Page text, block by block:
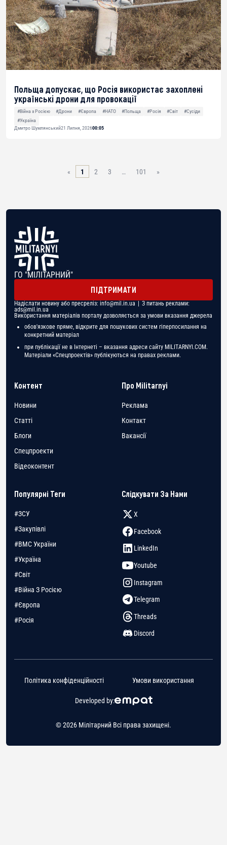
Польща допускає, що Росія використає захоплені
українські дрони для провокації
#Війна з Росією #Дрони #Європа #НАТО #Польща #Росія #Світ
#Сусіди
#Україна
Дмитро Шумлянський21 Липня, 202600:05
« 1 2 3 … 101 »
ГО "МІЛІТАРНИЙ"
ПІДТРИМАТИ
Надіслати новину або пресреліз: info@mil.in.ua | З питань реклами:
ads@mil.in.ua
Використання матеріалів порталу дозволяється за умови вказання джерела
обов'язкове пряме, відкрите для пошукових систем гіперпосилання на
конкретний матеріал
при публікації не в Інтернеті – вказання адреси сайту MILITARNYI.COM.
Матеріали «Спецпроектів» публікуються на правах реклами.
Контент
Новини
Статті
Блоги
Спецпроекти
Відеоконтент
Про Militarnyi
Реклама
Контакт
Вакансії
Популярні Теги
#ЗСУ
#Закупівлі
#ВМС України
#Україна
#Світ
#Війна З Росією
#Європа
#Росія
Слідкувати За Нами
X
Facebook
LinkedIn
Youtube
Instagram
Telegram
Threads
Discord
© 2026 Мілітарний Всі права захищені.
Developed by:
Політика конфіденційності Умови використання